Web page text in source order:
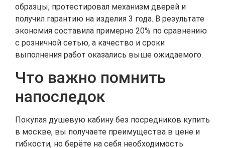
образцы, протестировал механизм дверей и
получил гарантию на изделия 3 года. В результате
экономия составила примерно 20% по сравнению
с розничной сетью, а качество и сроки
выполнения работ оказались выше ожидаемого.
Что важно помнить
напоследок
Покупая душевую кабину без посредников купить
в москве, вы получаете преимущества в цене и
гибкости, но берёте на себя необходимость